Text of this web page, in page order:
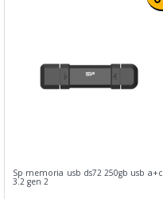
Sp memoria usb ds72 250gb usb a+c
3.2 gen 2